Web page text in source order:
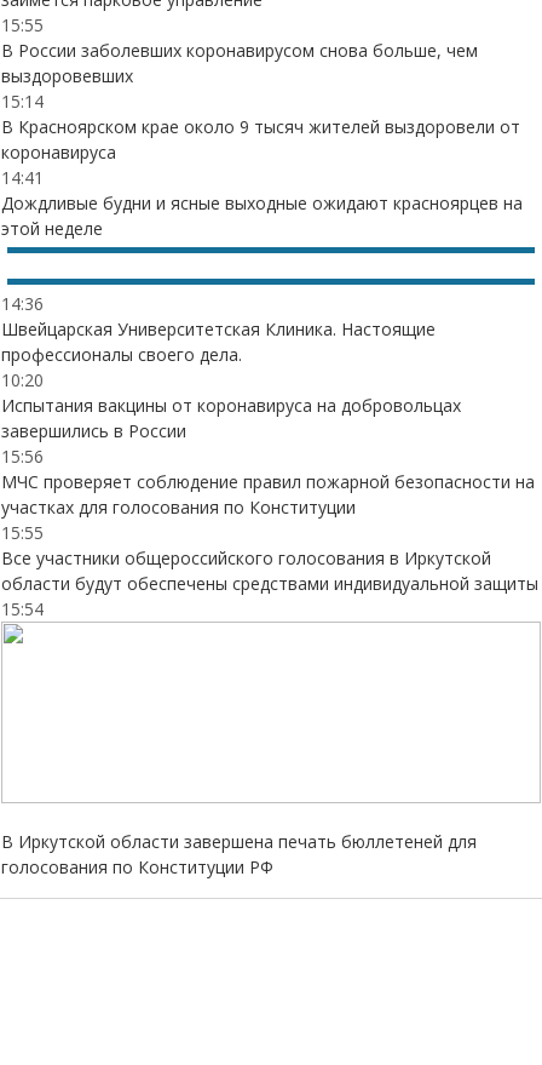
15:55
В России заболевших коронавирусом снова больше, чем
выздоровевших
15:14
В Красноярском крае около 9 тысяч жителей выздоровели от
коронавируса
14:41
Дождливые будни и ясные выходные ожидают красноярцев на
этой неделе
14:36
Швейцарская Университетская Клиника. Настоящие
профессионалы своего дела.
10:20
Испытания вакцины от коронавируса на добровольцах
завершились в России
15:56
МЧС проверяет соблюдение правил пожарной безопасности на
участках для голосования по Конституции
15:55
Все участники общероссийского голосования в Иркутской
области будут обеспечены средствами индивидуальной защиты
15:54
В Иркутской области завершена печать бюллетеней для
голосования по Конституции РФ